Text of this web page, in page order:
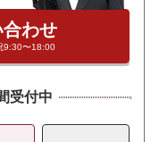
わせ
9:30〜18:00
受付中